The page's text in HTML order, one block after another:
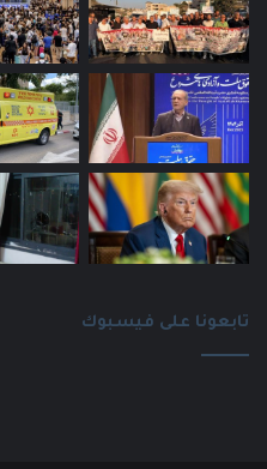
تابعونا على فيسبوك